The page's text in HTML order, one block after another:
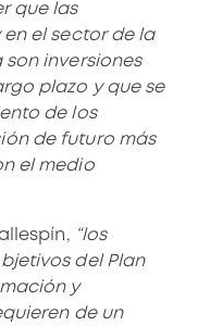
que las
el sector de la
inversiones
plazo y que se
de los
de futuro más
el medio
“los
del Plan
y
de un